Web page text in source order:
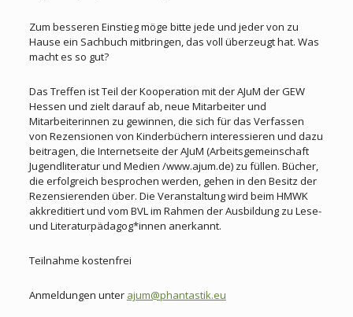
Zum besseren Einstieg möge bitte jede und jeder von zu
Hause ein Sachbuch mitbringen, das voll überzeugt hat. Was
macht es so gut?
Das Treffen ist Teil der Kooperation mit der AJuM der GEW
Hessen und zielt darauf ab, neue Mitarbeiter und
Mitarbeiterinnen zu gewinnen, die sich für das Verfassen
von Rezensionen von Kinderbüchern interessieren und dazu
beitragen, die Internetseite der AJuM (Arbeitsgemeinschaft
Jugendliteratur und Medien /www.ajum.de) zu füllen. Bücher,
die erfolgreich besprochen werden, gehen in den Besitz der
Rezensierenden über. Die Veranstaltung wird beim HMWK
akkreditiert und vom BVL im Rahmen der Ausbildung zu Lese-
und Literaturpädagog*innen anerkannt.
Teilnahme kostenfrei
Anmeldungen unter ajum@phantastik.eu